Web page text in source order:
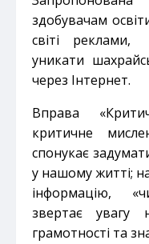
здобувачам
світі
уникати
через Інтернет.
Вправа
критичне
спонукає
у нашому житті;
інформацію,
звертає увагу
грамотності та